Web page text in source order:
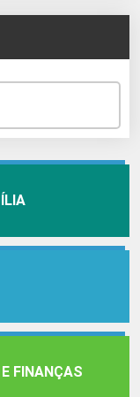
FINANÇAS